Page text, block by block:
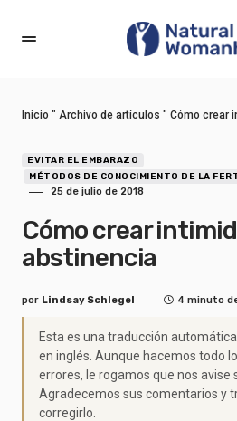
Inicio " Archivo de artículos " Cómo crear
EVITAR EL EMBARAZO
MÉTODOS DE CONOCIMIENTO DE LA
25 de julio de 2018
Cómo crear
abstinencia
por Lindsay Schlegel 4 minuto
Esta es una traducción
en inglés. Aunque hacemos todo
errores, le rogamos que nos avise
Agradecemos sus comentarios y
corregirlo.